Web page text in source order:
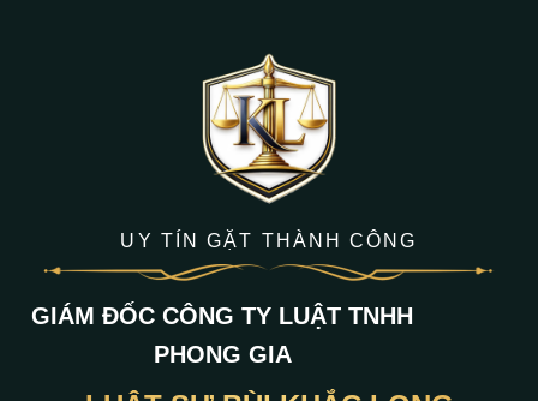
UY TÍN GẶT THÀNH CÔNG
GIÁM ĐỐC CÔNG TY LUẬT TNHH
PHONG GIA